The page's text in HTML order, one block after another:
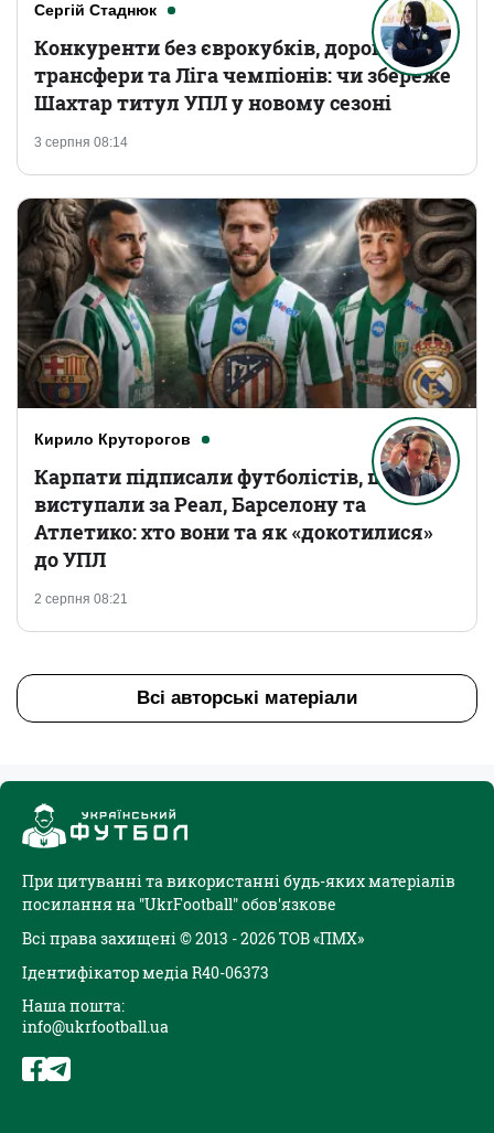
Сергій Стаднюк
3 серпня 08:14
Конкуренти без єврокубків, дорогі
трансфери та Ліга чемпіонів: чи збереже
Шахтар титул УПЛ у новому сезоні
Кирило Круторогов
2 серпня 08:21
Карпати підписали футболістів, що
виступали за Реал, Барселону та
Атлетико: хто вони та як «докотилися»
до УПЛ
Всі авторські матеріали
При цитуванні та використанні будь-яких матеріалів
посилання на "UkrFootball" обов'язкове
Всі права захищені © 2013 - 2026 ТОВ «ПМХ»
Ідентифікатор медіа R40-06373
Наша пошта:
info@ukrfootball.ua